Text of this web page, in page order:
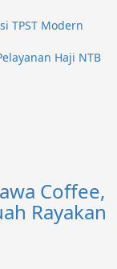
TPST Modern
Haji NTB
Coffee,
Rayakan